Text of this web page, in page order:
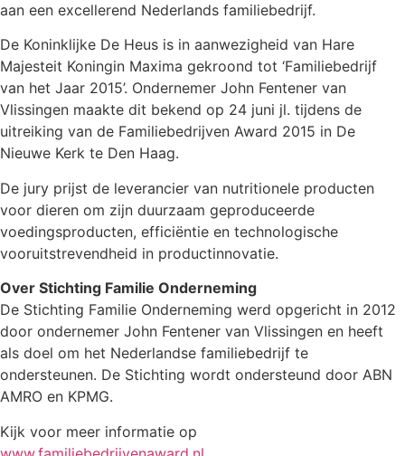
aan een excellerend Nederlands familiebedrijf.
De Koninklijke De Heus is in aanwezigheid van Hare
Majesteit Koningin Maxima gekroond tot ‘Familiebedrijf
van het Jaar 2015’. Ondernemer John Fentener van
Vlissingen maakte dit bekend op 24 juni jl. tijdens de
uitreiking van de Familiebedrijven Award 2015 in De
Nieuwe Kerk te Den Haag.
De jury prijst de leverancier van nutritionele producten
voor dieren om zijn duurzaam geproduceerde
voedingsproducten, efficiëntie en technologische
vooruitstrevendheid in productinnovatie.
Over Stichting Familie Onderneming
De Stichting Familie Onderneming werd opgericht in 2012
door ondernemer John Fentener van Vlissingen en heeft
als doel om het Nederlandse familiebedrijf te
ondersteunen. De Stichting wordt ondersteund door ABN
AMRO en KPMG.
Kijk voor meer informatie op